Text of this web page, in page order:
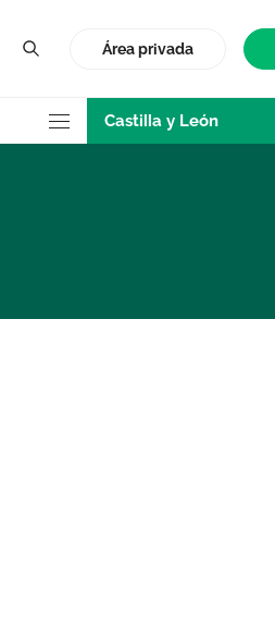
Área privada
Castilla y León